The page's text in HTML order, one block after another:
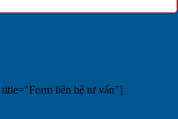
liên hệ tư vấn"]